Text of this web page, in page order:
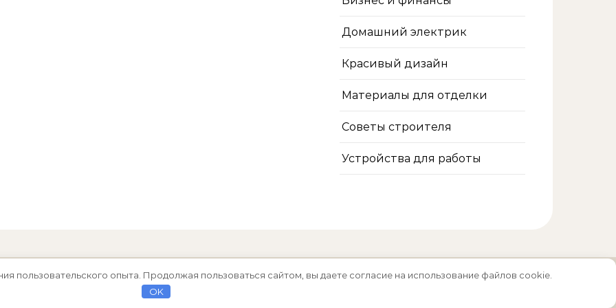
Домашний электрик
Красивый дизайн
Материалы для отделки
Советы строителя
Устройства для работы
пользовательского опыта. Продолжая пользоваться сайтом, вы даете согласие на использование файлов cookie.
OK